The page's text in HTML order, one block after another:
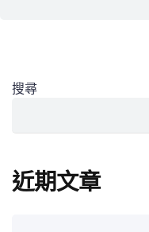
搜尋
近期文章